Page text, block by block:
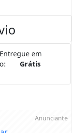
Entregue em
Grátis
Anunciante